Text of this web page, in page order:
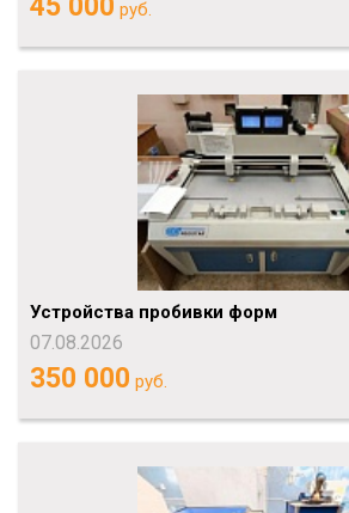
45 000 руб.
Устройства пробивки форм
07.08.2026
350 000 руб.